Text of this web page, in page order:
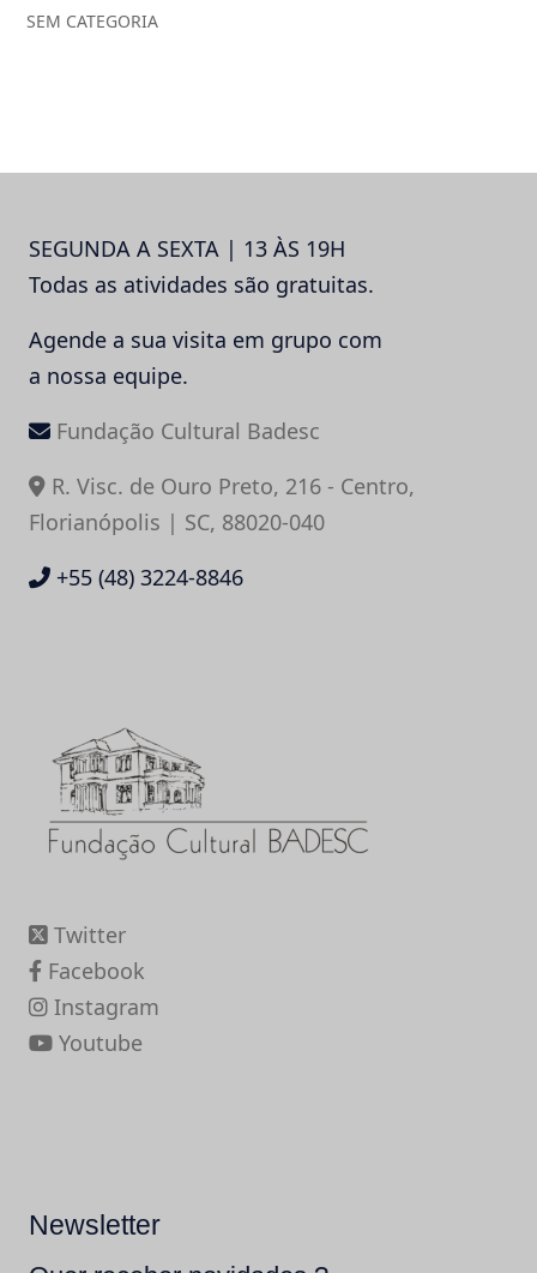
SEM CATEGORIA
SEGUNDA A SEXTA | 13 ÀS 19H
Todas as atividades são gratuitas.
Agende a sua visita em grupo com
a nossa equipe.
Fundação Cultural Badesc
R. Visc. de Ouro Preto, 216 - Centro,
Florianópolis | SC, 88020-040
+55 (48) 3224-8846
Twitter
Facebook
Instagram
Youtube
Newsletter